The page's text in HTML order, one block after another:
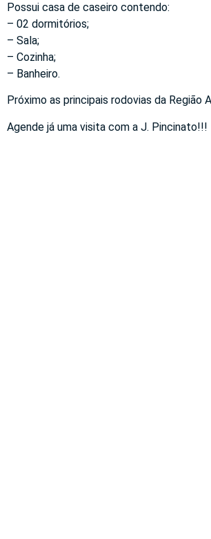
Possui casa de caseiro contendo:
– 02 dormitórios;
– Sala;
– Cozinha;
– Banheiro.
Próximo as principais rodovias da Região
Agende já uma visita com a J. Pincinato!!!